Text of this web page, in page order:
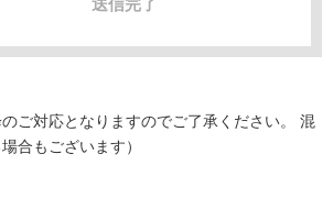
送信完了
ご対応となりますのでご了承ください。 混
合もございます）